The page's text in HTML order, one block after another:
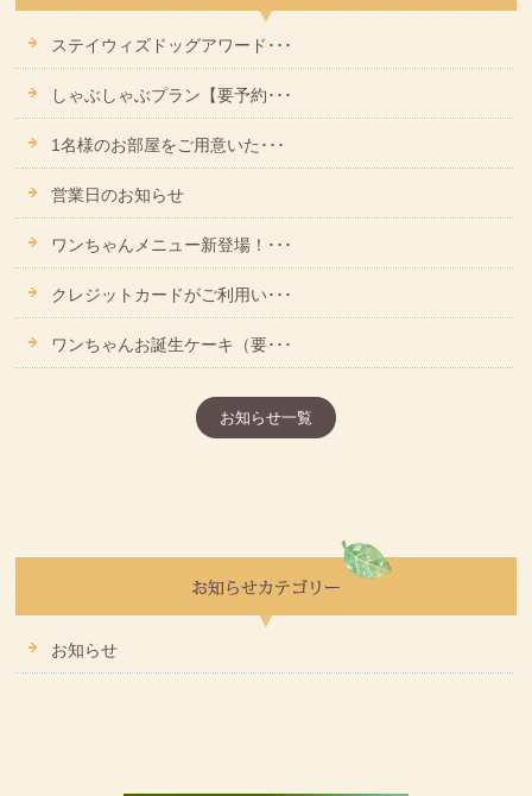
ステイウィズドッグアワード･･･
しゃぶしゃぶプラン【要予約･･･
1名様のお部屋をご用意いた･･･
営業日のお知らせ
ワンちゃんメニュー新登場！･･･
クレジットカードがご利用い･･･
ワンちゃんお誕生ケーキ（要･･･
お知らせ一覧
お知らせ